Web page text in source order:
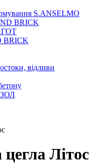
S.ANSELMO
BRICK
BRICK
відливи
Літос